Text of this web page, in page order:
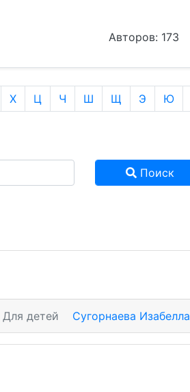
Авторов: 173
Х Ц Ч Ш Щ Э Ю
Поиск
Сугорнаева Изабелла
Для детей